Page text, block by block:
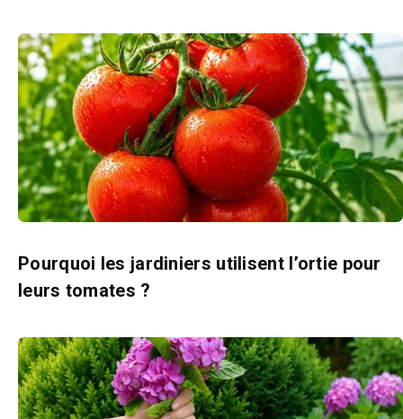
Pourquoi les jardiniers utilisent l’ortie pour
leurs tomates ?